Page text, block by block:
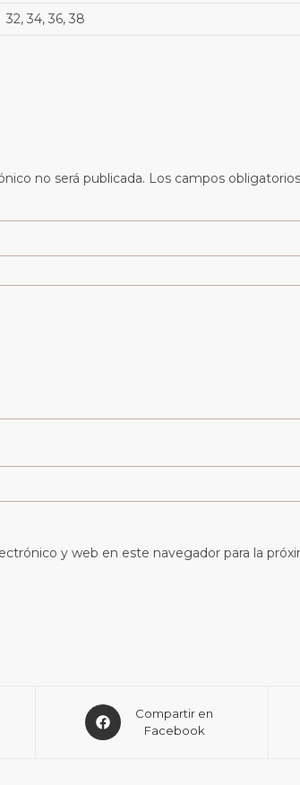
32, 34, 36, 38
no será publicada. Los campos
y web en este navegador para la
Compartir en
Facebook